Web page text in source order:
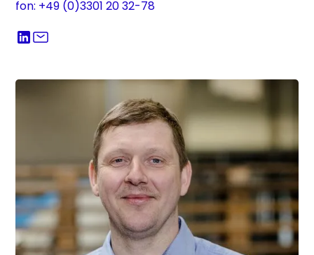
fon: +49 (0)3301 20 32-78